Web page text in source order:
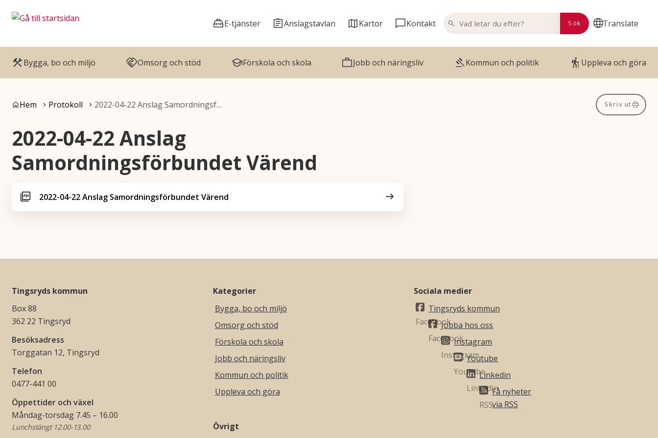
Gå till innehåll
Gå till huvudmeny
Translate
E-tjänster Anslagstavlan Kartor Kontakt
VAD LETAR DU EFTER?
Sök
Bygga, bo och miljö Omsorg och stöd Förskola och skola Jobb och näringsliv Kommun och politik Uppleva och göra
Du är här:
Hem Protokoll 2022-04-22 Anslag Samordningsf… Skriv ut
2022-04-22 Anslag
Samordningsförbundet Värend
2022-04-22 Anslag Samordningsförbundet Värend
Tingsryds kommun
Box 88
362 22 Tingsryd
Besöksadress
Torggatan 12, Tingsryd
Telefon
0477-441 00
Öppettider och växel
Måndag-torsdag 7.45 – 16.00
Lunchstängt 12.00-13.00
Kategorier
Bygga, bo och miljö
Omsorg och stöd
Förskola och skola
Jobb och näringsliv
Kommun och politik
Uppleva och göra
Övrigt
Sociala medier
Tingsryds kommun
Jobba hos oss
Instagram
Youtube
Linkedin
Få nyheter
via RSS